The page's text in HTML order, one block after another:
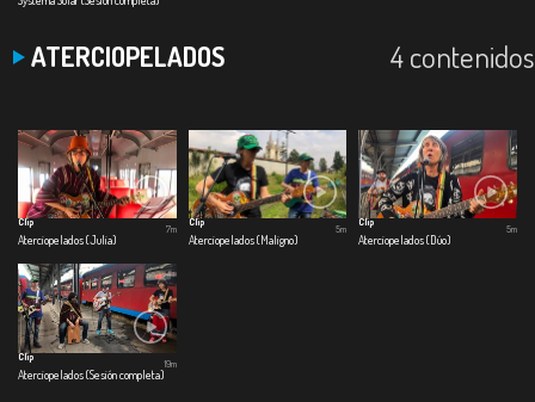
ATERCIOPELADOS 4 contenidos
Clip
Aterciopelados (Julia)
7m
Clip
Aterciopelados (Maligno)
5m
Clip
Aterciopelados (Dúo)
5m
Clip
Aterciopelados (Sesión completa)
19m